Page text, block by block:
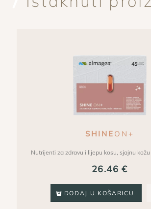
SHINE ON+
Nutrijenti za zdravu i lijepu kosu, sjajnu
26.46€
DODAJ U KOŠARICU